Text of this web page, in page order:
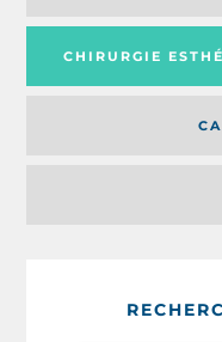
CHIRURGIE